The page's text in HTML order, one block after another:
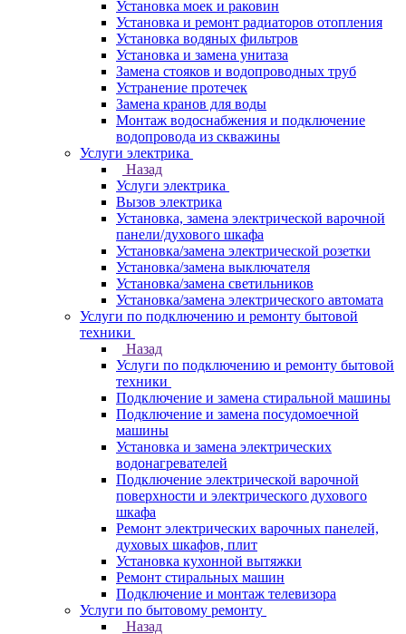
Установка моек и раковин
Установка и ремонт радиаторов отопления
Установка водяных фильтров
Установка и замена унитаза
Замена стояков и водопроводных труб
Устранение протечек
Замена кранов для воды
Монтаж водоснабжения и подключение
водопровода из скважины
Услуги электрика
Назад
Услуги электрика
Вызов электрика
Установка, замена электрической варочной
панели/духового шкафа
Установка/замена электрической розетки
Установка/замена выключателя
Установка/замена светильников
Установка/замена электрического автомата
Услуги по подключению и ремонту бытовой
техники
Назад
Услуги по подключению и ремонту бытовой
техники
Подключение и замена стиральной машины
Подключение и замена посудомоечной
машины
Установка и замена электрических
водонагревателей
Подключение электрической варочной
поверхности и электрического духового
шкафа
Ремонт электрических варочных панелей,
духовых шкафов, плит
Установка кухонной вытяжки
Ремонт стиральных машин
Подключение и монтаж телевизора
Услуги по бытовому ремонту
Назад